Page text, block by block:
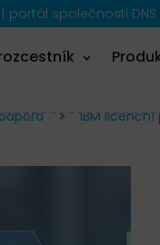
společnosti
IBM